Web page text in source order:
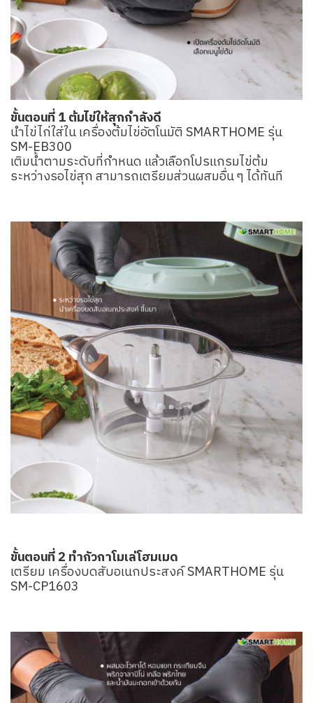
ขั้นตอนที่ 1 ต้มไข่ให้สุกกำลังดี
นำไข่ไก่ใส่ใน เครื่องต้มไข่อัตโนมัติ SMARTHOME รุ่น
SM-EB300
เติมน้ำตามระดับที่กำหนด แล้วเลือกโปรแกรมไข่ต้ม
ระหว่างรอไข่สุก สามารถเตรียมส่วนผสมอื่น ๆ ได้ทันที
ขั้นตอนที่ 2 ทำกัวกาโมเล่โฮมเมด
เตรียม เครื่องบดสับอเนกประสงค์ SMARTHOME รุ่น
SM-CP1603